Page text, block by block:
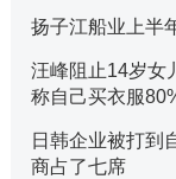
扬子江船业上半
汪峰阻止14岁女
称自己买衣服
日韩企业被打到
商占了七席